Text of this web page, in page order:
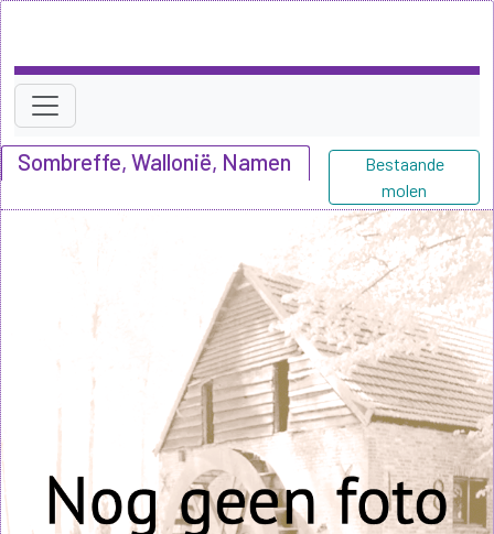
Sombreffe, Wallonië, Namen
Bestaande
molen